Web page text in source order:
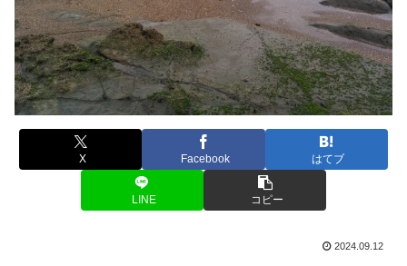
X Facebook はてブ
LINE コピー
2024.09.12